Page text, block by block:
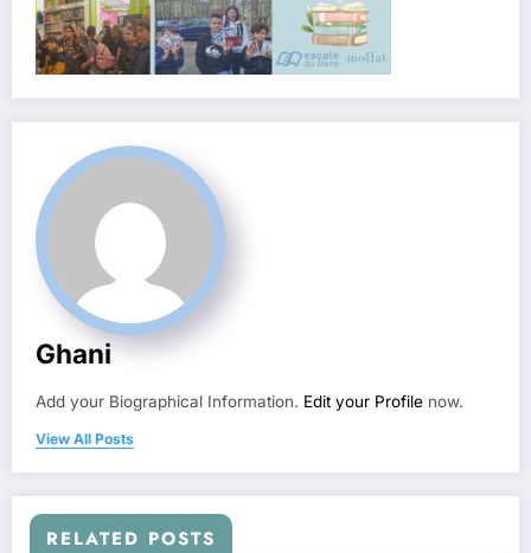
Ghani
Add your Biographical Information. Edit your Profile now.
View All Posts
RELATED POSTS